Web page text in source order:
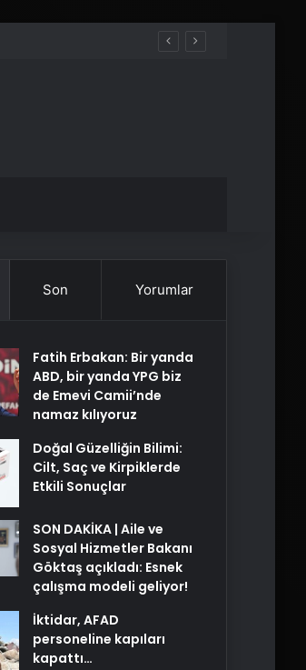
Son Yorumlar
Fatih Erbakan: Bir yanda
ABD, bir yanda YPG biz
de Emevi Camii’nde
namaz kılıyoruz
Doğal Güzelliğin Bilimi:
Cilt, Saç ve Kirpiklerde
Etkili Sonuçlar
SON DAKİKA | Aile ve
Sosyal Hizmetler Bakanı
Göktaş açıkladı: Esnek
çalışma modeli geliyor!
İktidar, AFAD
personeline kapıları
kapattı…